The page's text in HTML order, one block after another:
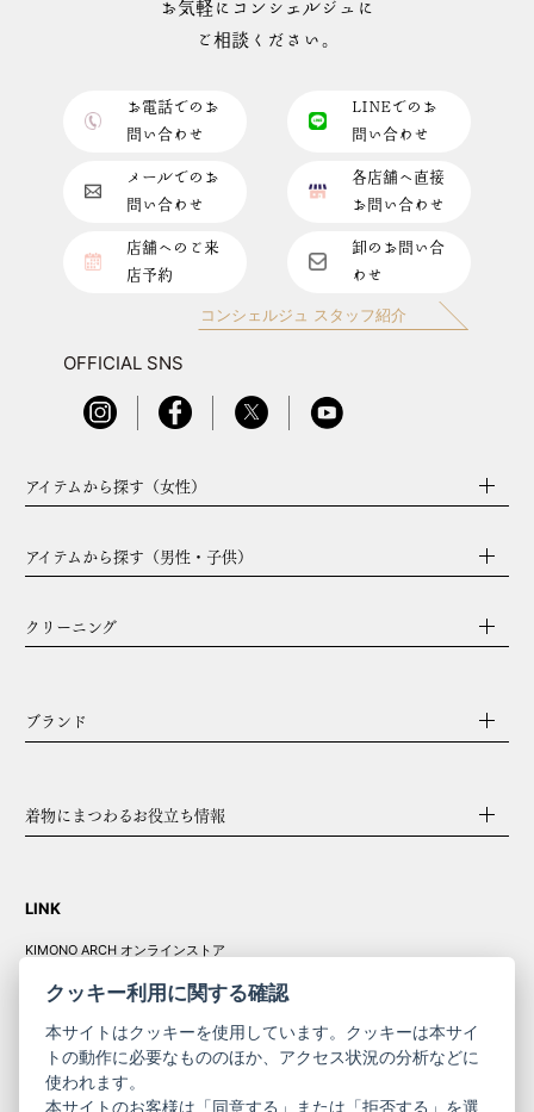
お気軽にコンシェルジュに
ご相談ください。
お電話でのお
問い合わせ
LINEでのお
問い合わせ
メールでのお
問い合わせ
各店舗へ直接
お問い合わせ
店舗へのご来
店予約
卸のお問い合
わせ
コンシェルジュ スタッフ紹介
OFFICIAL SNS
アイテムから探す（女性）
アイテムから探す（男性・子供）
クリーニング
ブランド
着物にまつわるお役立ち情報
LINK
KIMONO ARCH オンラインストア
きものやまと振
クッキー利用に関する確認
本サイトはクッキーを使用しています。クッキーは本サイ
トの動作に必要なもののほか、アクセス状況の分析などに
使われます。
本サイトのお客様は「同意する」または「拒否する」を選